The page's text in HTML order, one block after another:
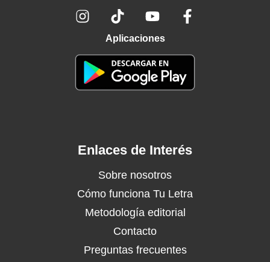
Aplicaciones
Enlaces de Interés
Sobre nosotros
Cómo funciona Tu Letra
Metodología editorial
Contacto
Preguntas frecuentes